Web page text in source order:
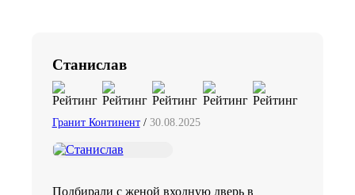
Станислав
Гранит Континент/ 30.08.2025
Подбирали с женой входную дверь в